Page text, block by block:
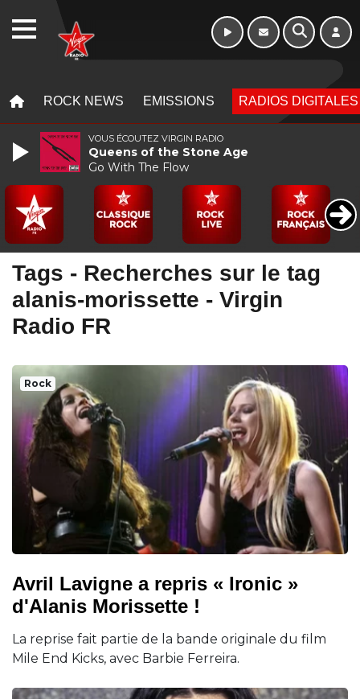
ROCK NEWS EMISSIONS RADIOS DIGITALES
Tags - Recherches sur le tag
alanis-morissette - Virgin
Radio FR
Rock
Avril Lavigne a repris « Ironic »
d'Alanis Morissette !
La reprise fait partie de la bande originale du film
Mile End Kicks, avec Barbie Ferreira.
VOUS ÉCOUTEZ VIRGIN RADIO
Queens of the Stone Age
Go With The Flow
WEBRADIO